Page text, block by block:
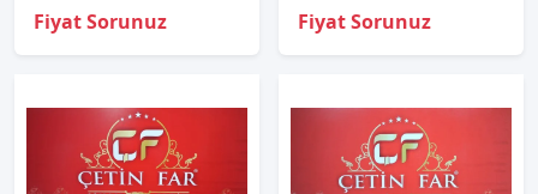
Fiyat Sorunuz Fiyat Sorunuz